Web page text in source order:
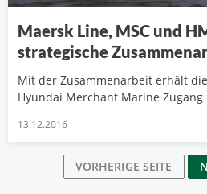
Maersk Line, MSC und
strategische
Mit der Zusammenarbeit erhält
Hyundai Merchant Marine Zugang
13.12.2016
VORHERIGE SEITE